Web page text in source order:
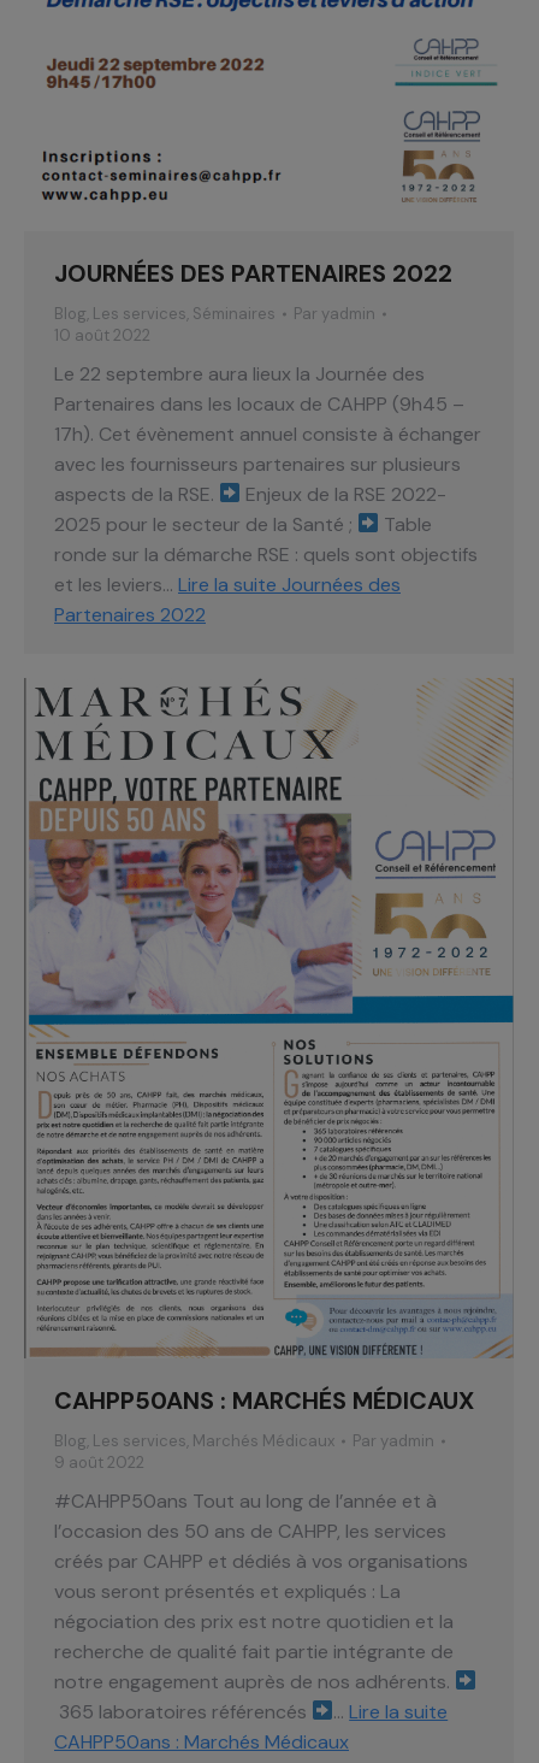
JOURNÉES DES PARTENAIRES 2022
Blog, Les services, Séminaires Par yadmin
10 août 2022
Le 22 septembre aura lieux la Journée des
Partenaires dans les locaux de CAHPP (9h45 –
17h). Cet évènement annuel consiste à échanger
avec les fournisseurs partenaires sur plusieurs
aspects de la RSE.
Enjeux de la RSE 2022-
2025 pour le secteur de la Santé ;
Table
ronde sur la démarche RSE : quels sont objectifs
et les leviers… Lire la suite Journées des
Partenaires 2022
CAHPP50ANS : MARCHÉS MÉDICAUX
Blog, Les services, Marchés Médicaux Par yadmin
9 août 2022
#CAHPP50ans Tout au long de l’année et à
l’occasion des 50 ans de CAHPP, les services
créés par CAHPP et dédiés à vos organisations
vous seront présentés et expliqués : La
négociation des prix est notre quotidien et la
recherche de qualité fait partie intégrante de
notre engagement auprès de nos adhérents.
365 laboratoires référencés
…Lire la suite
CAHPP50ans : Marchés Médicaux